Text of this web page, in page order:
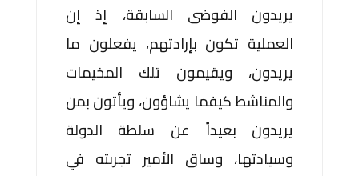
يريدون الفوضى السابقة، إذ إن
العملية تكون بإرادتهم، يفعلون ما
يريدون، ويقيمون تلك المخيمات
والمناشط كيفما يشاؤون، ويأتون بمن
يريدون بعيداً عن سلطة الدولة
وسيادتها، وساق الأمير تجربته في